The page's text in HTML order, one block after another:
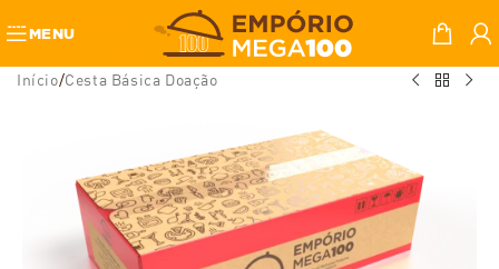
Skip to navigation
Skip to main content
MENU
Início/Cesta Básica Doação